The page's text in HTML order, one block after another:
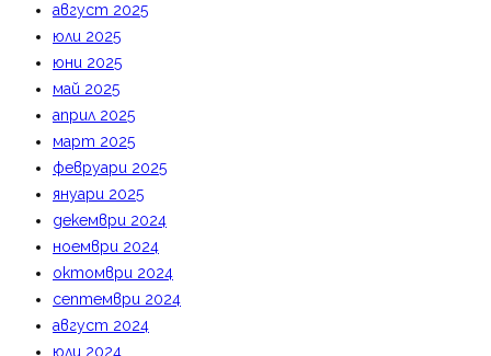
август 2025
юли 2025
юни 2025
май 2025
април 2025
март 2025
февруари 2025
януари 2025
декември 2024
ноември 2024
октомври 2024
септември 2024
август 2024
юли 2024